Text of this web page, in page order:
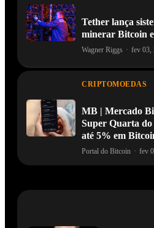
Tether lança
minerar Bitcoin
Wagner Riggs · fev 03,
CRIPTOMOEDAS
MB | Mercado
Super Quarta do
até 5% em
Portal do Bitcoin · fev